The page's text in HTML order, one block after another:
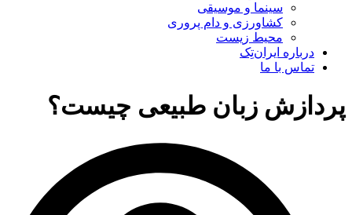
سینما و موسیقی
کشاورزی و دام پروری
محیط زیست
درباره ایران‌تِک
تماس با ما
پردازش زبان طبیعی چیست؟